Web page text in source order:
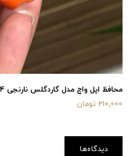
محافظ اپل واچ مدل گاردگلس نارنجی AC1024
210,000 تومان
دیدگاه‌ها